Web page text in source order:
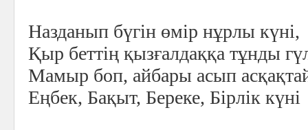
Назданып бүгін өмір нұрлы күні,
Қыр беттің қызғалдаққа тұнды
Мамыр боп, айбары асып
Еңбек, Бақыт, Береке, Бірлік күні